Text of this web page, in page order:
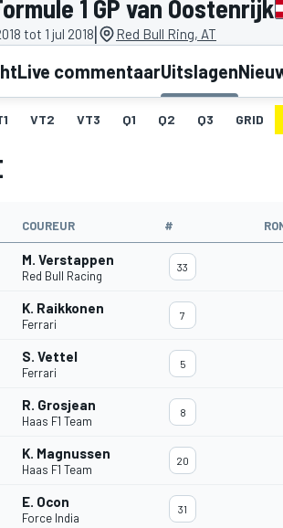
1 GP van Oostenrijk
tot 1 jul 2018| Red Bull Ring, AT
Live commentaarUitslagen
VT2 VT3 Q1 Q2 Q3 GRID
COUREUR #
M. Verstappen
Red Bull Racing
33
K. Raikkonen
Ferrari
7
S. Vettel
Ferrari
5
R. Grosjean
Haas F1 Team
8
K. Magnussen
Haas F1 Team
20
E. Ocon
Force India
31